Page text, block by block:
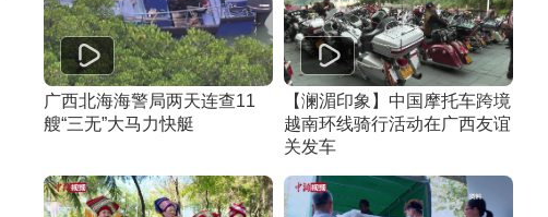
广西北海海警局两天连查11
艘“三无”大马力快艇
【澜湄印象】中国摩托车跨境
越南环线骑行活动在广西友谊
关发车